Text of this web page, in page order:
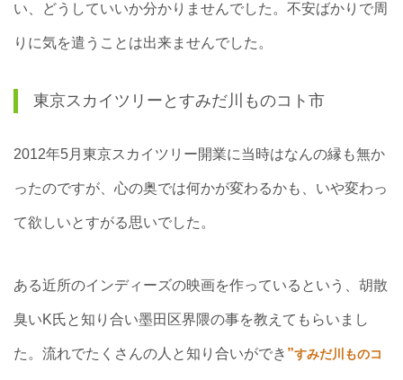
い、どうしていいか分かりませんでした。不安ばかりで周
りに気を遣うことは出来ませんでした。
東京スカイツリーとすみだ川ものコト市
2012年5月東京スカイツリー開業に当時はなんの縁も無か
ったのですが、心の奥では何かが変わるかも、いや変わっ
て欲しいとすがる思いでした。
ある近所のインディーズの映画を作っているという、胡散
臭いK氏と知り合い墨田区界隈の事を教えてもらいまし
た。流れでたくさんの人と知り合いができ ”すみだ川ものコ